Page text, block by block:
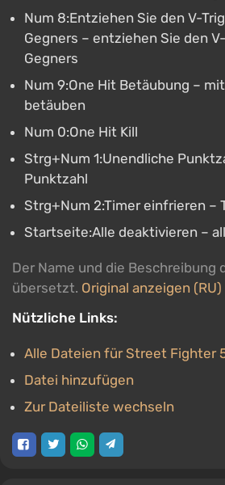
Num 8:Entziehen Sie den V-
Gegners – entziehen Sie den
Gegners
Num 9:One Hit Betäubung –
betäuben
Num 0:One Hit Kill
Strg+Num 1:Unendliche
Punktzahl
Strg+Num 2:Timer einfrieren –
Startseite:Alle deaktivieren –
Der Name und die Beschreibung
übersetzt. Original anzeigen (RU)
Nützliche Links:
Alle Dateien für Street Fighter
Datei hinzufügen
Zur Dateiliste wechseln